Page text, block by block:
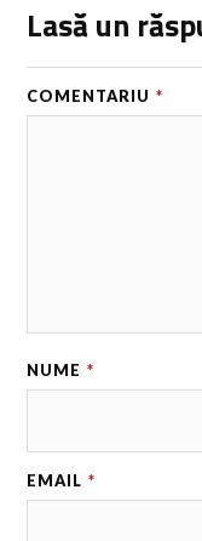
Lasă un
COMENTARIU *
NUME *
EMAIL *